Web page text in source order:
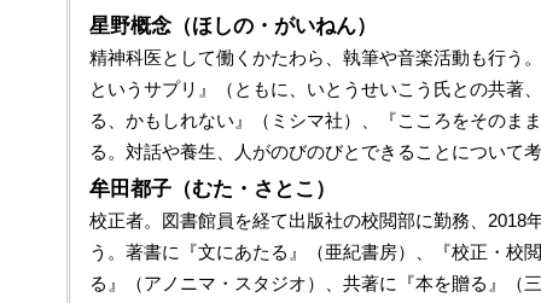
星野概念（ほしの・がいねん）
精神科医として働くかたわら、執筆や音楽活動も行う
というサプリ』（ともに、いとうせいこう氏との共著
る、かもしれない』（ミシマ社）、『こころをそのま
る。対話や養生、人がのびのびとできることについて
牟田都子（むた・さとこ）
校正者。図書館員を経て出版社の校閲部に勤務、2018
う。著書に『文にあたる』（亜紀書房）、『校正・校
る』（アノニマ・スタジオ）、共著に『本を贈る』（